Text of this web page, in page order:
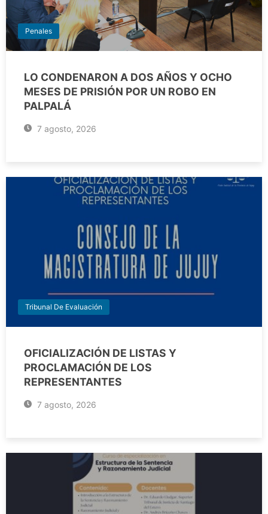
Penales
LO CONDENARON A DOS AÑOS Y OCHO
MESES DE PRISIÓN POR UN ROBO EN
PALPALÁ
7 agosto, 2026
Tribunal De Evaluación
OFICIALIZACIÓN DE LISTAS Y
PROCLAMACIÓN DE LOS
REPRESENTANTES
7 agosto, 2026